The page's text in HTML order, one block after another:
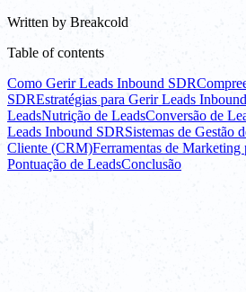
Written by Breakcold
Table of contents
Como Gerir Leads Inbound SDR
SDREstratégias para Gerir Leads
LeadsNutrição de LeadsConversão de
Leads Inbound SDRSistemas de Gestão
Cliente (CRM)Ferramentas de Marketing
Pontuação de LeadsConclusão